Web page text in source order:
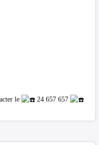
le 24 657 657